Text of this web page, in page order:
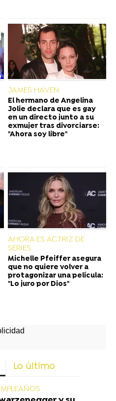
JAMES HAVEN
El hermano de Angelina
Jolie declara que es gay
en un directo junto a su
exmujer tras divorciarse:
"Ahora soy libre"
AHORA ES ACTRIZ DE
SERIES
Michelle Pfeiffer asegura
que no quiere volver a
protagonizar una película:
"Lo juro por Dios"
Lo último